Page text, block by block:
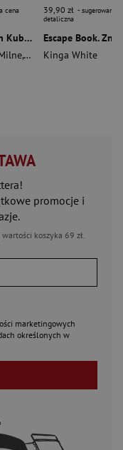
cena
Winnie-the-Pooh Kubuś Puchatek do czytania po angielsku. Słownik + ćwiczenia + mp3
, Fihel Marta
39,90 zł - sugerowana
detaliczna
Kinga White
promocje i
koszyka 69 zł.
marketingowych
określonych w